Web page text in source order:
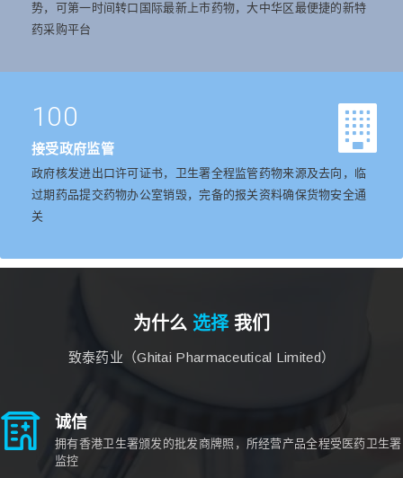
势，可第一时间转口国际最新上市药物，大中华区最便捷的新特
药采购平台
100
接受政府监管
政府核发进出口许可证书，卫生署全程监管药物来源及去向，临
过期药品提交药物办公室销毁，完备的报关资料确保货物安全通
关
为什么 选择我们
致泰药业（Ghitai Pharmaceutical Limited）
诚信
拥有香港卫生署颁发的批发商牌照，所经营产品全程受医药卫生署
监控